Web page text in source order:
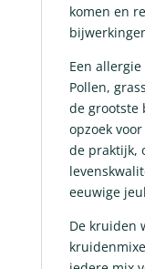
komen en
Een
Pollen,
de grootste
opzoek
de praktijk,
eeuwige
De kruiden